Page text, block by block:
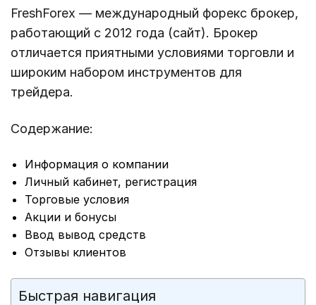
FreshForex — международный форекс брокер,
работающий с 2012 года (сайт). Брокер
отличается приятными условиями торговли и
широким набором инструментов для
трейдера.
Содержание:
Информация о компании
Личный кабинет, регистрация
Торговые условия
Акции и бонусы
Ввод вывод средств
Отзывы клиентов
Быстрая навигация